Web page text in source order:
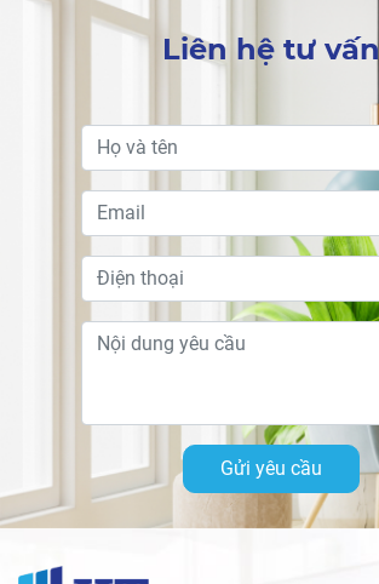
Liên hệ tư vấn
Gửi yêu cầu